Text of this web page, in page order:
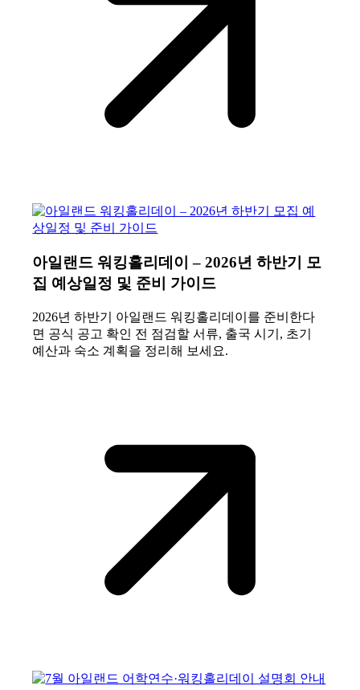
아일랜드 워킹홀리데이 – 2026년 하반기 모
집 예상일정 및 준비 가이드
2026년 하반기 아일랜드 워킹홀리데이를 준비한다
면 공식 공고 확인 전 점검할 서류, 출국 시기, 초기
예산과 숙소 계획을 정리해 보세요.